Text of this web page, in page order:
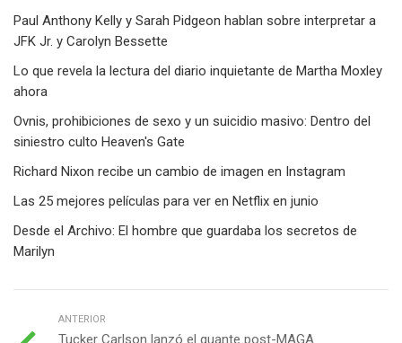
Paul Anthony Kelly y Sarah Pidgeon hablan sobre interpretar a
JFK Jr. y Carolyn Bessette
Lo que revela la lectura del diario inquietante de Martha Moxley
ahora
Ovnis, prohibiciones de sexo y un suicidio masivo: Dentro del
siniestro culto Heaven's Gate
Richard Nixon recibe un cambio de imagen en Instagram
Las 25 mejores películas para ver en Netflix en junio
Desde el Archivo: El hombre que guardaba los secretos de
Marilyn
ANTERIOR
Tucker Carlson lanzó el guante post-MAGA.